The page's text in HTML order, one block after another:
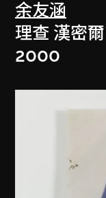
余友涵
理查 漢密
2000